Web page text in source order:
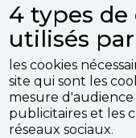
4 types de
utilisés
les cookies
site qui sont les
mesure
publicitaires et les
réseaux sociaux.